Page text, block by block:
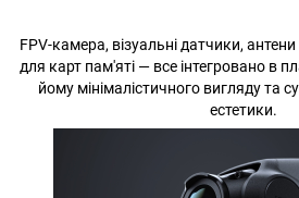
FPV-камера, візуальні датчики,
для карт пам'яті — все інтегровано в
йому мінімалістичного вигляду та
естетики.